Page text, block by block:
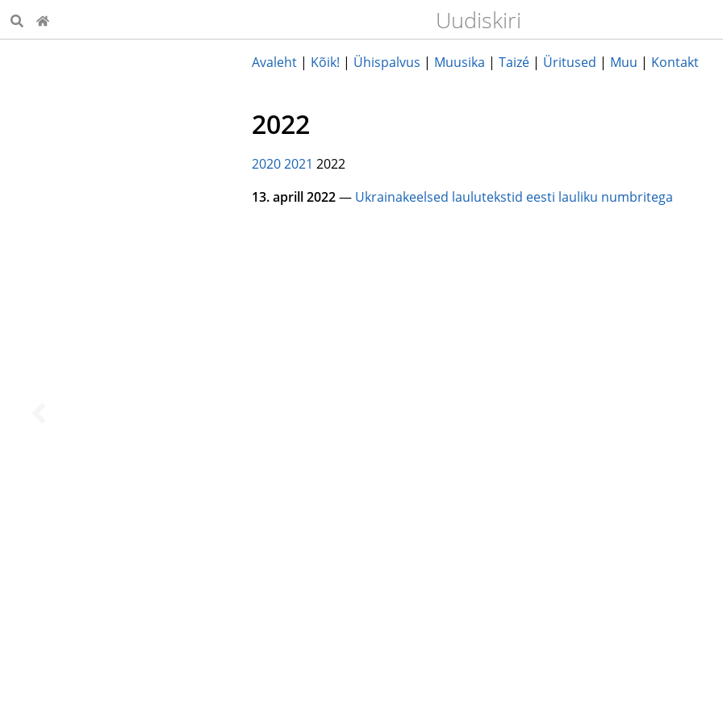
Uudiskiri
Avaleht | Kõik! | Ühispalvus | Muusika | Taizé | Üritused | Muu | Kontakt
2022
20202021 2022
13. aprill 2022— Ukrainakeelsed laulutekstid eesti lauliku numbritega